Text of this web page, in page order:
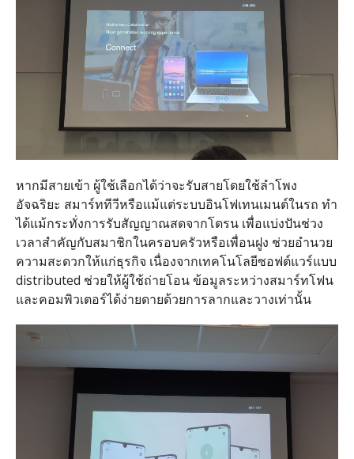
หากมีสายเข้า ผู้ใช้เลือกได้ว่าจะรับสายโดยใช้ลําโพง
อัจฉริยะ สมาร์ททีวีหรือแม้แต่ระบบอินโฟเทนเมนต์ในรถ ทํา
ได้แม้กระทั่งการรับสัญญาณสดจากโดรน เพื่อแบ่งปันช่วง
เวลาสําคัญกับสมาชิกในครอบครัวหรือเพื่อนฝูง ช่วยอํานวย
ความสะดวกให้แก่ธุรกิจ เนื่องจากเทคโนโลยีซอฟต์แวร์แบบ
distributed ช่วยให้ผู้ใช้ถ่ายโอน ข้อมูลระหว่างสมาร์ทโฟน
และคอมพิวเตอร์ได้ง่ายดายด้วยการลากและวางเท่านั้น